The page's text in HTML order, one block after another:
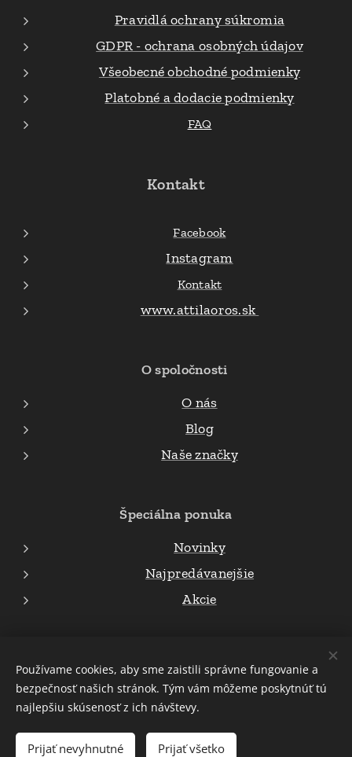
Do košíka
Pravidlá ochrany súkromia
GDPR - ochrana osobných údajov
Všeobecné obchodné podmienky
Platobné a dodacie podmienky
FAQ
Kontakt
Facebook
Instagram
Kontakt
www.attilaoros.sk
O spoločnosti
O nás
Blog
Naše značky
Špeciálna ponuka
Novinky
Najpredávanejšie
Akcie
© 2023 všetky práva vyhradené Attila Oros
Cookies
Používame cookies, aby sme zaistili správne fungovanie a
bezpečnosť našich stránok. Tým vám môžeme poskytnúť tú
najlepšiu skúsenosť z ich návštevy.
Prijať nevyhnutné Prijať všetko